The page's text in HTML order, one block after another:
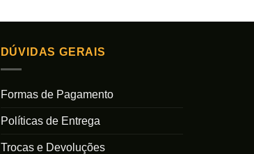
DÚVIDAS GERAIS
Formas de Pagamento
Políticas de Entrega
Trocas e Devoluções